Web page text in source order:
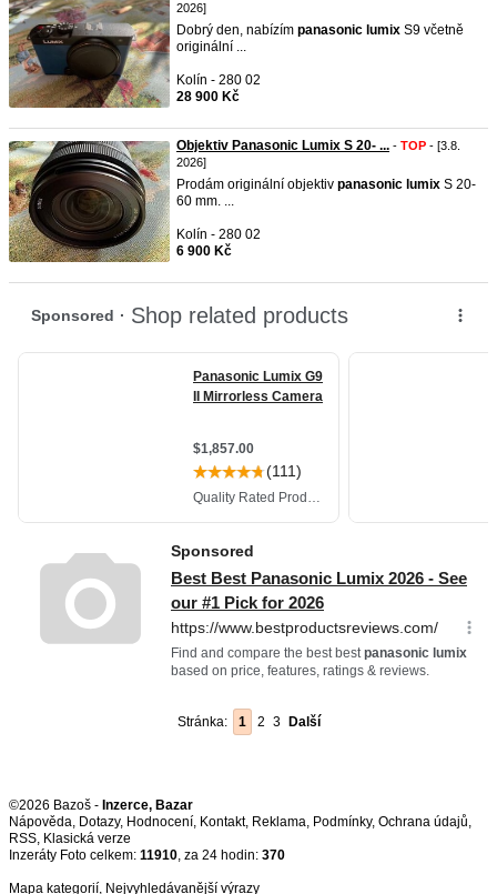
2026]
Dobrý den, nabízím panasonic lumix S9 včetně
originální ...
Kolín - 280 02
28 900 Kč
Objektiv Panasonic Lumix S 20- ... - TOP - [3.8.
2026]
Prodám originální objektiv panasonic lumix S 20-
60 mm. ...
Kolín - 280 02
6 900 Kč
Stránka: 1 2 3 Další
©2026 Bazoš - Inzerce, Bazar
Nápověda, Dotazy, Hodnocení, Kontakt, Reklama, Podmínky, Ochrana údajů,
RSS,
Inzeráty Foto celkem: 11910, za 24 hodin: 370
Mapa kategorií, Nejvyhledávanější výrazy